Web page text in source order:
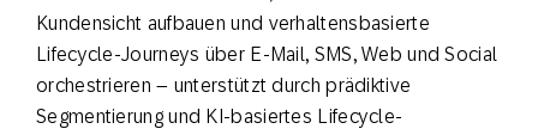
Kundensicht aufbauen und verhaltensbasierte
Lifecycle-Journeys über E-Mail, SMS, Web und Social
orchestrieren – unterstützt durch prädiktive
Segmentierung und KI-basiertes Lifecycle-